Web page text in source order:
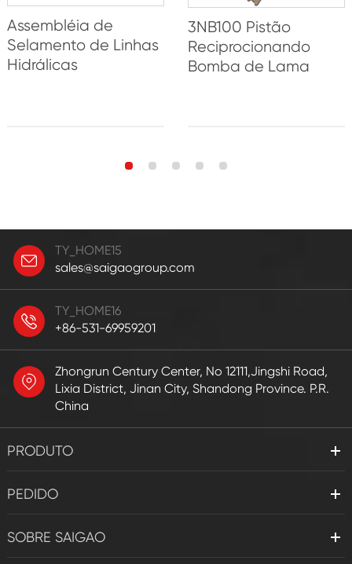
Assembléia de
Selamento de Linhas
Hidrálicas
3NB100 Pistão
Reciprocionando
Bomba de Lama
TY_HOME15
sales@saigaogroup.com
TY_HOME16
+86-531-69959201
Zhongrun Century Center, No 12111,Jingshi Road,
Lixia District, Jinan City, Shandong Province. P.R.
China
PRODUTO
PEDIDO
SOBRE SAIGAO